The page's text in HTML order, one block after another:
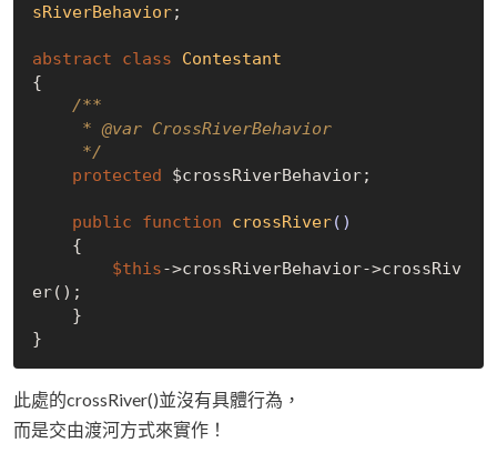
sRiverBehavior;
abstract class
Contestant
{
/**
     *
@var CrossRiverBehavior
     */
protected $crossRiverBehavior;
public function crossRiver()
{
$this->crossRiverBehavior->crossRiv
er();
此處的crossRiver()並沒有具體行為，
而是交由渡河方式來實作！